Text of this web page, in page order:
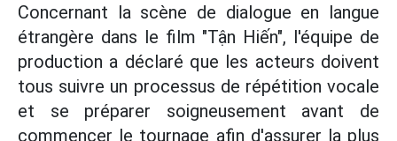
Concernant la scène de dialogue en langue
étrangère dans le film "Tận Hiến", l'équipe de
production a déclaré que les acteurs doivent
tous suivre un processus de répétition vocale
et se préparer soigneusement avant de
commencer le tournage afin d'assurer la plus